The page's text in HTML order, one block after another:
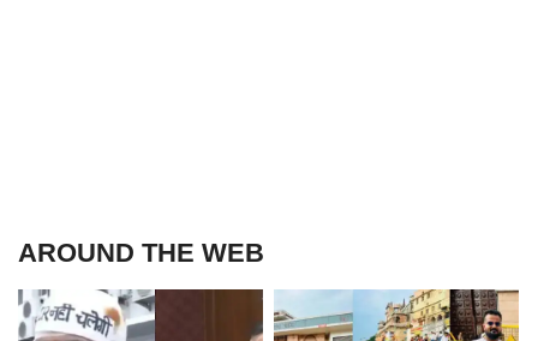
AROUND THE WEB